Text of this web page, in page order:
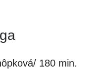
180 min.